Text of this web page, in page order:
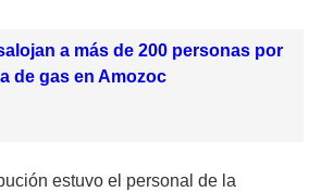
a más de 200 personas por
de gas en Amozoc
estuvo el personal de la